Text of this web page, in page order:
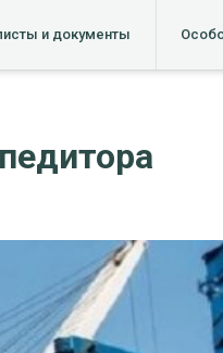
и документы